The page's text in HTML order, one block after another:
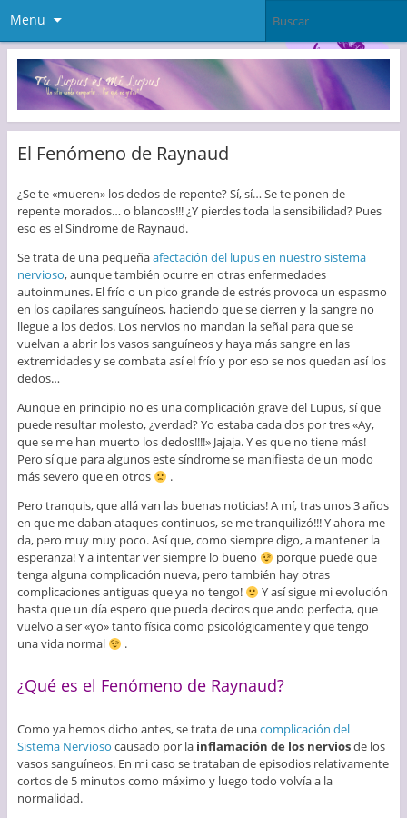
Menu
El Fenómeno de Raynaud
¿Se te «mueren» los dedos de repente? Sí, sí… Se te ponen de
repente morados… o blancos!!! ¿Y pierdes toda la sensibilidad? Pues
eso es el Síndrome de Raynaud.
Se trata de una pequeñaafectación del lupus en nuestro sistema
nervioso, aunque también ocurre en otras enfermedades
autoinmunes. El frío o un pico grande de estrés provoca un espasmo
en los capilares sanguíneos, haciendo que se cierren y la sangre no
llegue a los dedos. Los nervios no mandan la señal para que se
vuelvan a abrir los vasos sanguíneos y haya más sangre en las
extremidades y se combata así el frío y por eso se nos quedan así los
dedos…
Aunque en principio no es una complicación grave del Lupus, sí que
puede resultar molesto, ¿verdad? Yo estaba cada dos por tres «Ay,
que se me han muerto los dedos!!!!» Jajaja. Y es que no tiene más!
Pero sí que para algunos este síndrome se manifiesta de un modo
más severo que en otros
.
Pero tranquis, que allá van las buenas noticias! A mí, tras unos 3 años
en que me daban ataques continuos, se me tranquilizó!!! Y ahora me
da, pero muy muy poco. Así que, como siempre digo, a mantener la
esperanza! Y a intentar ver siempre lo bueno
porque puede que
tenga alguna complicación nueva, pero también hay otras
complicaciones antiguas que ya no tengo!
Y así sigue mi evolución
hasta que un día espero que pueda deciros que ando perfecta, que
vuelvo a ser «yo» tanto física como psicológicamente y que tengo
una vida normal
.
¿Qué es el Fenómeno de Raynaud?
Como ya hemos dicho antes, se trata de unacomplicación del
Sistema Nervioso causado por la inflamación de los nerviosde los
vasos sanguíneos. En mi caso se trataban de episodios relativamente
cortos de 5 minutos como máximo y luego todo volvía a la
normalidad.